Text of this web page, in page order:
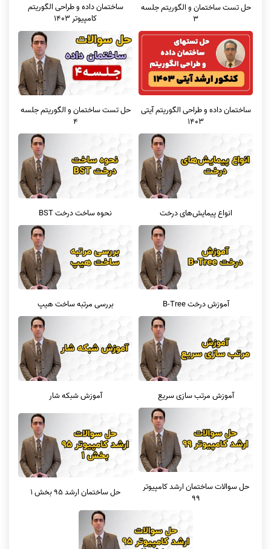
حل تست ساختمان و الگوریتم جلسه
3
ساختمان داده و طراحی الگوریتم
کامپیوتر 1403
ساختمان داده و طراحی الگوریتم آیتی
1403
حل تست ساختمان و الگوریتم جلسه
4
انواع پیمایش‌های درخت نحوه ساخت درخت BST
آموزش درخت B-Tree بررسی مرتبه ساخت هیپ
آموزش مرتب سازی سریع آموزش شبکه شار
حل سوالات ساختمان ارشد کامپیوتر
99
حل ساختمان ارشد 95 بخش 1